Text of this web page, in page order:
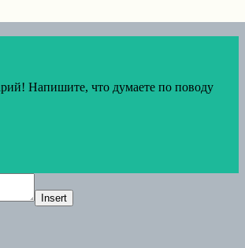
Напишите, что думаете по поводу
Insert